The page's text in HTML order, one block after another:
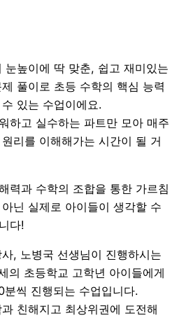
눈높이에 딱 맞춘, 쉽고 재미있는
풀이로 초등 수학의 핵심 능력
있는 수업이에요.
하고 실수하는 파트만 모아 매주
리를 이해해가는 시간이 될 거
력과 수학의 조합을 통한 가르침
닌 실제로 아이들이 생각할 수
다!
, 노병국 선생님이 진행하시는
의 초등학교 고학년 아이들에게
씩 진행되는 수업입니다.
친해지고 최상위권에 도전해